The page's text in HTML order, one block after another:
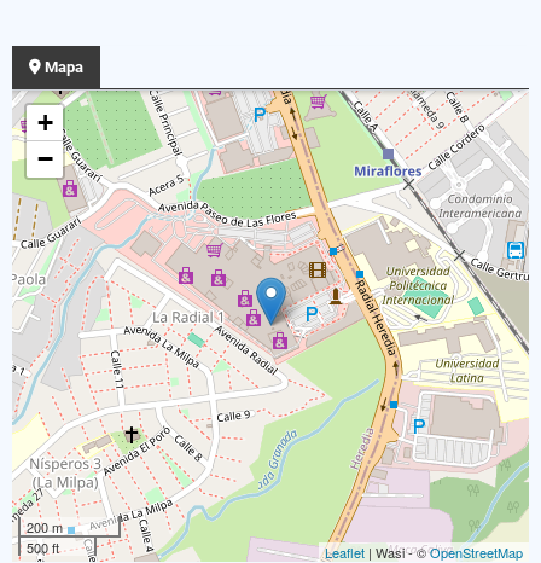
Mapa
+
−
200 m
500 ft
Leaflet | Wasi - ©OpenStreetMap